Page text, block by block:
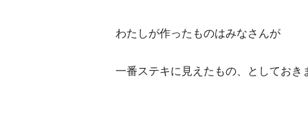
わたしが作ったものはみなさんが
一番ステキに見えたもの、としておき